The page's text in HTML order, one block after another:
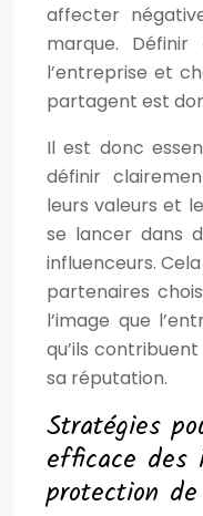
affecter
marque.
l’entreprise et
partagent est
Il est donc
définir
leurs valeurs et
se lancer dans
influenceurs.
partenaires
l’image que
qu’ils
sa réputation.
Stratégies
efficace des
protection